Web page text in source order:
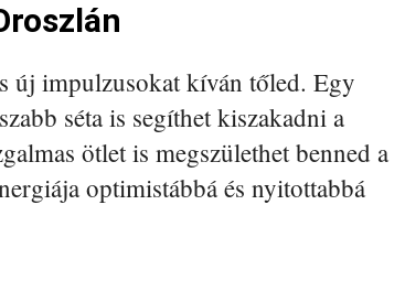
új impulzusokat kíván tőled. Egy
séta is segíthet kiszakadni a
ötlet is megszülethet benned a
optimistábbá és nyitottabbá